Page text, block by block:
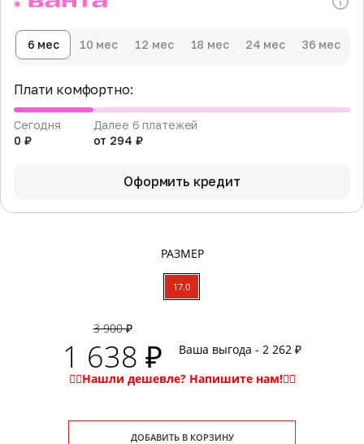
3 900 ₽
1 638 ₽ Ваша выгода - 2 262 ₽
6 мес 10 мес 12 мес 18 мес 24 мес 36 мес
Плати комфортно:
Сегодня
0 ₽
Далее 6 платежей
от 294 ₽
Оформить кредит
РАЗМЕР
17.0
ДОБАВИТЬ В КОРЗИНУ